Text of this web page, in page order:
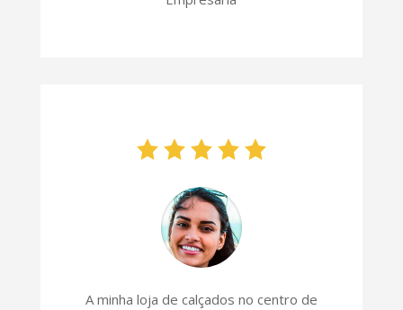
A minha loja de calçados no centro de